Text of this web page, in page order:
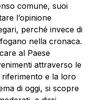
comune, suoi
l’opinione
perché invece di
nella cronaca.
al Paese
attraverso le
e la loro
di oggi, si scopre